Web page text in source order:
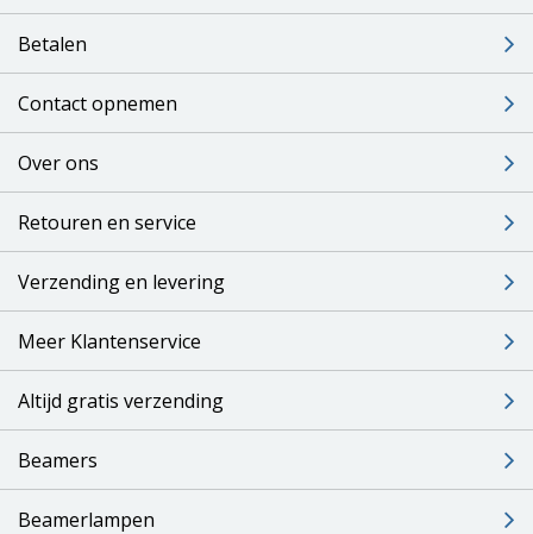
Betalen
Contact opnemen
Over ons
Retouren en service
Verzending en levering
Meer Klantenservice
Altijd gratis verzending
Beamers
Beamerlampen